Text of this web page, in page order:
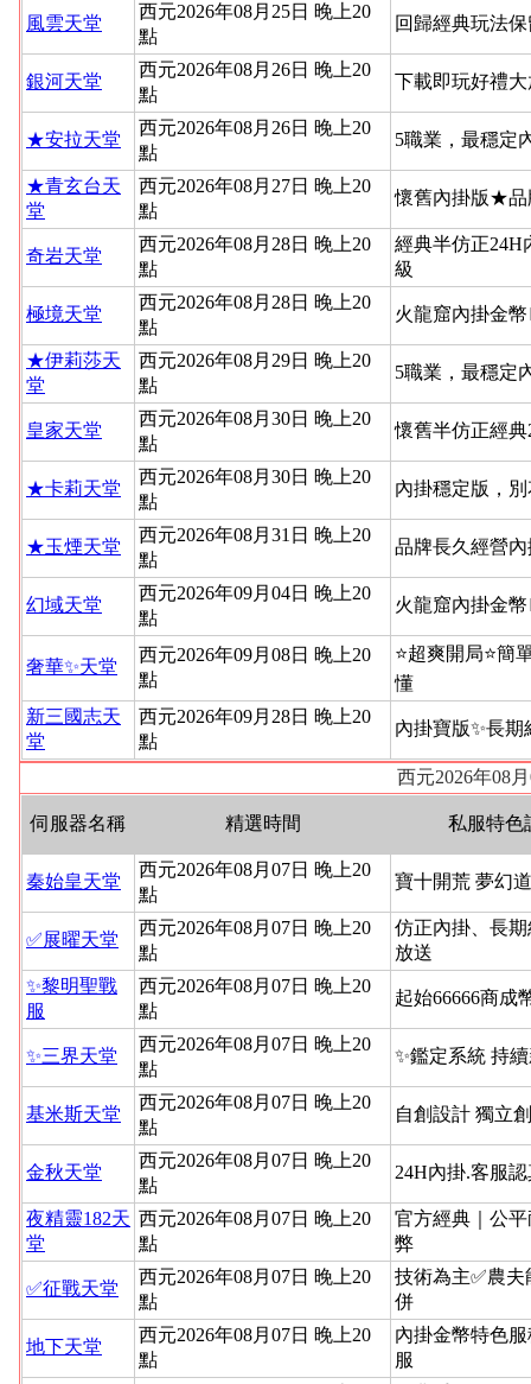
風雲天堂
西元2026年08月25日 晚上20
點
回歸經典玩法
銀河天堂
西元2026年08月26日 晚上20
點
下載即玩好禮
★安拉天堂
西元2026年08月26日 晚上20
點
5職業，最穩定
★青玄台天
堂
西元2026年08月27日 晚上20
點
懷舊內掛版★品
奇岩天堂
西元2026年08月28日 晚上20
點
經典半仿正24H
級
極境天堂
西元2026年08月28日 晚上20
點
火龍窟內掛金
★伊莉莎天
堂
西元2026年08月29日 晚上20
點
5職業，最穩定
皇家天堂
西元2026年08月30日 晚上20
點
懷舊半仿正經
★卡莉天堂
西元2026年08月30日 晚上20
點
內掛穩定版，
★玉煙天堂
西元2026年08月31日 晚上20
點
品牌長久經營
幻域天堂
西元2026年09月04日 晚上20
點
火龍窟內掛金
奢華✨天堂
西元2026年09月08日 晚上20
點
⭐超爽開局⭐簡
懂
新三國志天
堂
西元2026年09月28日 晚上20
點
內掛寶版✨長期
西元2026年08
伺服器名稱 精選時間 私服特色
秦始皇天堂
西元2026年08月07日 晚上20
點
寶十開荒 夢幻
✅展曜天堂
西元2026年08月07日 晚上20
點
仿正內掛、長
放送
✨黎明聖戰
服
西元2026年08月07日 晚上20
點
起始66666商成
✨三界天堂
西元2026年08月07日 晚上20
點
✨鑑定系統 持
基米斯天堂
西元2026年08月07日 晚上20
點
自創設計 獨立
金秋天堂
西元2026年08月07日 晚上20
點
24H內掛.客服
夜精靈182天
堂
西元2026年08月07日 晚上20
點
官方經典｜公
弊
✅征戰天堂
西元2026年08月07日 晚上20
點
技術為主✅農夫
併
地下天堂
西元2026年08月07日 晚上20
點
內掛金幣特色
服